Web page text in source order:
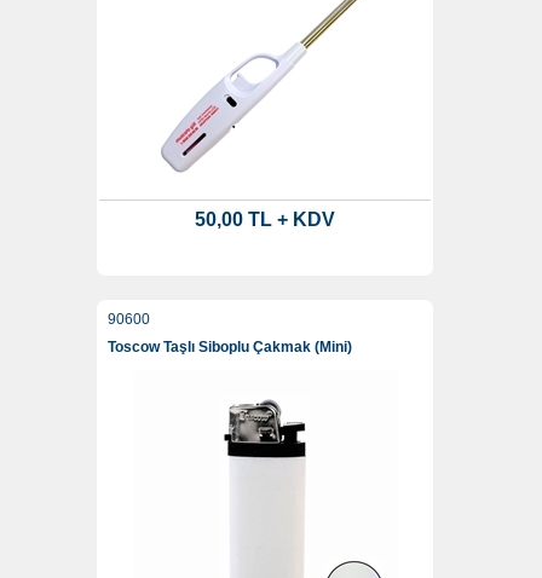
50,00 TL + KDV
90600
Toscow Taşlı Siboplu Çakmak (Mini)